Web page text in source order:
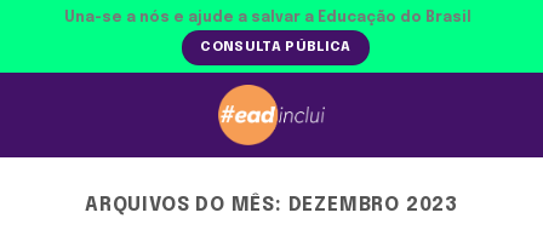
content
Una-se a nós e ajude a salvar a Educação do Brasil
CONSULTA PÚBLICA
ARQUIVOS DO MÊS: DEZEMBRO 2023